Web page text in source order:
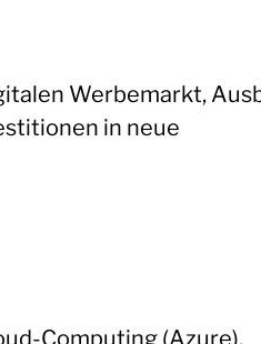
Werbemarkt,
in neue